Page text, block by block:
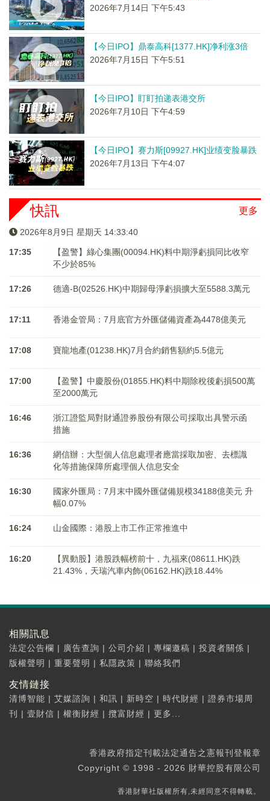
2026年7月14日 下午5:43
【今日IPO】鼎泰高科[1377.HK]净利涨3倍
2026年7月15日 下午5:51
【今日IPO】盯盯拍递表港交所
2026年7月10日 下午4:59
【今日IPO】赛力斯[09927.HK]业绩变脸暴跌
2026年7月13日 下午4:07
更多
快訊
2026年8月9日 星期天 14:33:40
17:35
【盈警】綠心集團(00094.HK)料中期淨虧損同比收窄
不少於85%
17:26 德適-B(02526.HK)中期歸母淨虧損擴大至5588.3萬元
17:11 香港金管局：7月底官方外匯儲備資產為4478億美元
17:08 寶龍地產(01238.HK)7月合約銷售額約5.5億元
17:00
【盈警】中慶股份(01855.HK)料中期除稅後虧損500萬
至2000萬元
16:46
浙江證監局對財通證券股份有限公司採取出具警示函
措施
16:36
網信辦：大型個人信息處理者應當採取加密、去標識
化等措施保障所處理個人信息安全
16:30
國家外匯局：7月末中國外匯儲備規模34188億美元 升
幅0.07%
16:24 山金國際：港股上市工作正常推進中
16:20
【異動股】港股跌幅榜前十，九福來(08611.HK)跌
21.43%，天瑞汽車内飾(06162.HK)跌18.44%
相關訊息
法定公告欄 | 廣告查詢 | 公司介紹 | 專欄邀稿 | 投資者關係 |
版權聲明 | 重要聲明 | 私隱政策 | 聯絡我們
友情鏈接
清博智能 | 艾媒諮詢 | 和訊 | 新時空 | 時代財經 | 證券市場周
刊
| 壹財信 | 權衡財經 | 攬富財經 | 更多...
香港政府指定刊載法定通告之憲報刊登報章
Copyright © 1998 - 2026 財華控股有限公司
香港財華社版權所有,未經同意不得轉載。